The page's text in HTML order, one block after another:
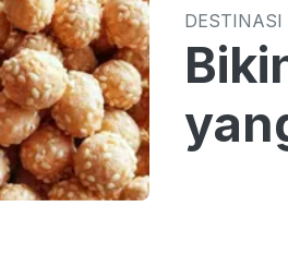
DESTINASI